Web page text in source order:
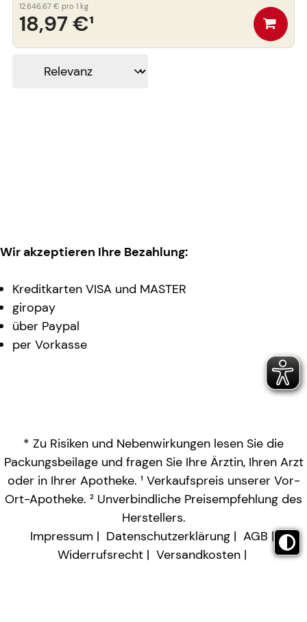
18,97 €¹
12.646,67 € pro 1 kg
Wir akzeptieren Ihre Bezahlung:
Kreditkarten VISA und MASTER
giropay
über Paypal
per Vorkasse
* Zu Risiken und Nebenwirkungen lesen Sie die
Packungsbeilage und fragen Sie Ihre Ärztin, Ihren Arzt
oder in Ihrer Apotheke. ¹ Verkaufspreis unserer Vor-
Ort-Apotheke. ² Unverbindliche Preisempfehlung des
Herstellers.
Impressum
Datenschutzerklärung
AGB
Widerrufsrecht
Versandkosten